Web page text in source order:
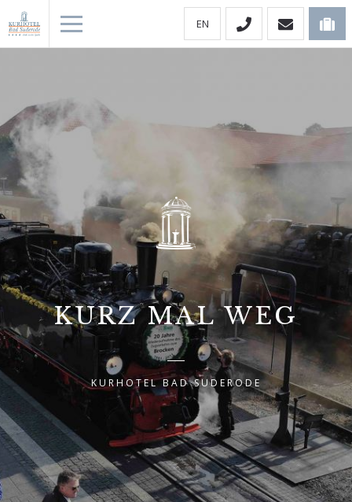
EN
KURZ MAL WEG
KURHOTEL BAD SUDERODE